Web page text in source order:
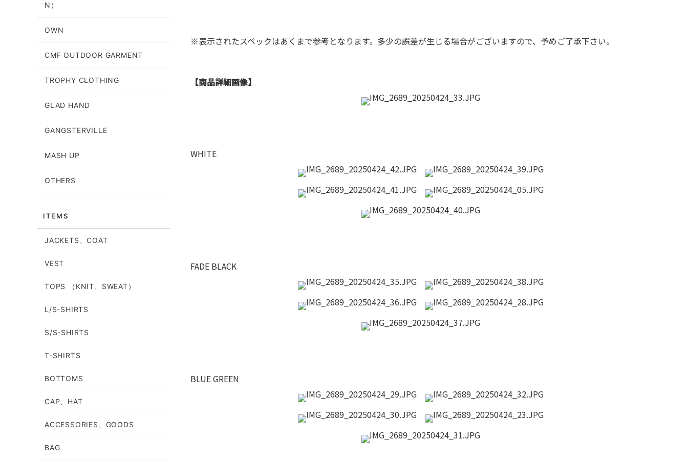
※表示されたスペックはあくまで参考となります。多少の誤差が生じる場合がございますので、予めご了承下さい。
【商品詳細画像】
WHITE
FADE BLACK
BLUE GREEN
N）
OWN
CMF OUTDOOR GARMENT
TROPHY CLOTHING
GLAD HAND
GANGSTERVILLE
MASH UP
OTHERS
ITEMS
JACKETS、COAT
VEST
TOPS （KNIT、SWEAT）
L/S-SHIRTS
S/S-SHIRTS
T-SHIRTS
BOTTOMS
CAP、HAT
ACCESSORIES、GOODS
BAG